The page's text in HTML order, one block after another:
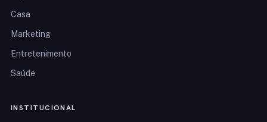
Casa
Marketing
Entretenimento
Saúde
INSTITUCIONAL